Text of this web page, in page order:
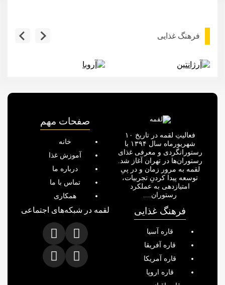
فرهنگ غذایی
فعالیتِ لقمه در تاریخ ۱۰
شهریورماه سال ۱۳۹۴ با
رستورانگردی و معرفی غذای
رستوران‌ها در تهران آغاز شد.
لقمه به مرور زمان و در پیِ
توسعه پیدا کردنِ تجربیات،
امتیازدهی به عملکرد
رستوران....
صفحات مهم
خانه
آموزش غذا
درباره ما
تماس با ما
همکاری
فرهنگ غذایی
قاره آسیا
قاره آفریقا
قاره آمریکا
قاره اروپا
لقمه در شبکه‌های اجتماعی